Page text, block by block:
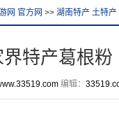
网 官方网 >> 湖南特产 土特
界特产葛根粉
编辑：